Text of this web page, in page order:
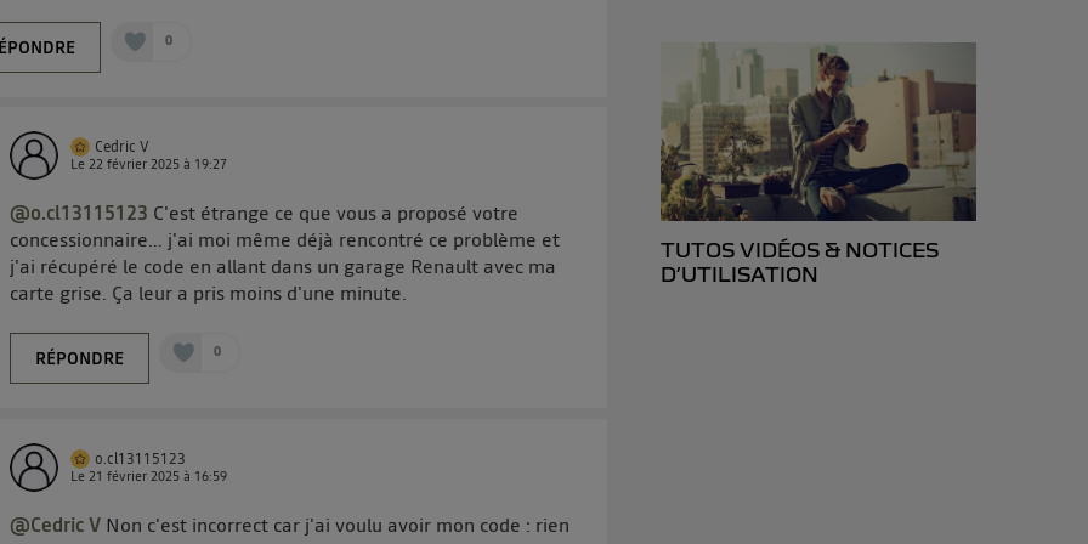
0
Cedric V
Le22 février 2025 à 19:27
@o.cl13115123 C'est étrange ce que vous a proposé votre
concessionnaire… j'ai moi même déjà rencontré ce problème et
j'ai récupéré le code en allant dans un garage Renault avec ma
carte grise. Ça leur a pris moins d'une minute.
RÉPONDRE 0
o.cl13115123
Le21 février 2025 à 16:59
@Cedric V Non c'est incorrect car j'ai voulu avoir mon code : rien
TUTOS VIDÉOS & NOTICES
D’UTILISATION